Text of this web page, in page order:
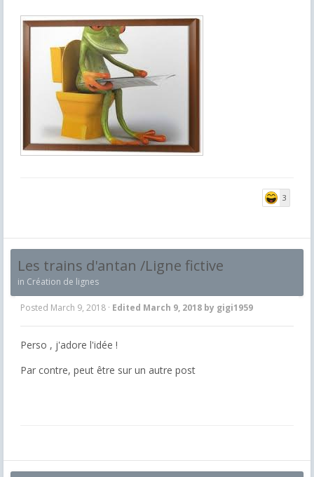
3
Les trains d'antan /Ligne fictive
in Création de lignes
Posted March 9, 2018 · Edited March 9, 2018 by gigi1959
Perso , j'adore l'idée !
Par contre, peut être sur un autre post